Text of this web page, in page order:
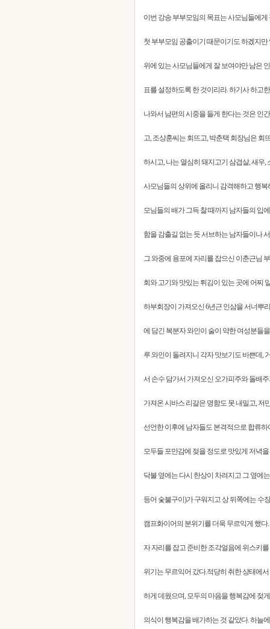
이번 강송 부부모임의 목표는 사모님들에게
첫 부부모임 공출이기 때문이기도 하겠지
위에 있는 사모님들에게 잘 보여야만 남은
표를 설정하도록 한 것이리라. 하기사 하고
나와서 남편의 시중을 들게 한다는 것은 인
고, 조상훈씨는 회뜨고, 박춘택 회장님은 회
하시고, 나는 열심히 돼지고기 삼겹살, 새우
사모님들의 상위에 올리니 감격해하고 행
모님들의 배가 그득 찰 때까지 남자들의 입
함을 감출길 없는 듯 서브하는 남자들이나
그 와중에 용포에 자리를 잡으신 이춘근님
회와 고기와 맛있는 튀김이 있는 곳에 어찌
하부회장이 가져오신 6년근 인삼을 서너뿌
에 담긴 복분자 와인이 술이 약한 여성분들
루 와인이 돌려지니 각자 맛보기도 바쁜데,
서 손수 담가서 가져오신 오가피주와 돌배
가져온 시바스 리갈은 명함도 못 내밀고, 저
선언한 이후에 남자들도 본격적으로 합류하
모두들 포만감에 젖을 정도로 맛있게 저녁
닥불 옆에는 다시 한상이 차려지고 그 옆에
등어 숯불구이)가 구워지고 상 뒤쪽에는 수
캠프화이어의 분위기를 더욱 무르익게 했
자 자리를 잡고 준비한 조각얼음에 위스키
위기는 무르익어 갔다.적당히 취한 상태에
하게 데웠으며, 모두의 마음을 행복감에 젖
의식이 행복감을 배가하는 것 같았다. 하늘